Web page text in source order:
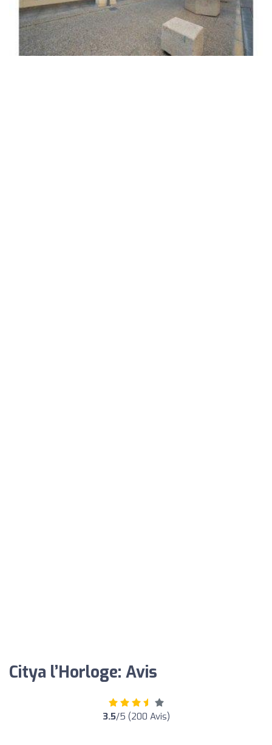
Citya l’Horloge: Avis
3.5/5 (200 Avis)